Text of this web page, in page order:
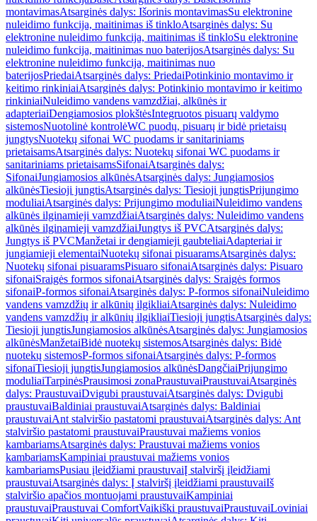
montavimasAtsarginės dalys: Išorinis montavimasSu elektronine
nuleidimo funkcija, maitinimas iš tinkloAtsarginės dalys: Su
elektronine nuleidimo funkcija, maitinimas iš tinkloSu elektronine
nuleidimo funkcija, maitinimas nuo baterijosAtsarginės dalys: Su
elektronine nuleidimo funkcija, maitinimas nuo
baterijosPriedaiAtsarginės dalys: PriedaiPotinkinio montavimo ir
keitimo rinkiniaiAtsarginės dalys: Potinkinio montavimo ir keitimo
rinkiniaiNuleidimo vandens vamzdžiai, alkūnės ir
adapteriaiDengiamosios plokštėsIntegruotos pisuarų valdymo
sistemosNuotolinė kontrolėWC puodų, pisuarų ir bidė prietaisų
jungtysNuotekų sifonai WC puodams ir sanitariniams
prietaisamsAtsarginės dalys: Nuotekų sifonai WC puodams ir
sanitariniams prietaisamsSifonaiAtsarginės dalys:
SifonaiJungiamosios alkūnėsAtsarginės dalys: Jungiamosios
alkūnėsTiesioji jungtisAtsarginės dalys: Tiesioji jungtisPrijungimo
moduliaiAtsarginės dalys: Prijungimo moduliaiNuleidimo vandens
alkūnės ilginamieji vamzdžiaiAtsarginės dalys: Nuleidimo vandens
alkūnės ilginamieji vamzdžiaiJungtys iš PVCAtsarginės dalys:
Jungtys iš PVCManžetai ir dengiamieji gaubteliaiAdapteriai ir
jungiamieji elementaiNuotekų sifonai pisuaramsAtsarginės dalys:
Nuotekų sifonai pisuaramsPisuaro sifonaiAtsarginės dalys: Pisuaro
sifonaiSraigės formos sifonaiAtsarginės dalys: Sraigės formos
sifonaiP-formos sifonaiAtsarginės dalys: P-formos sifonaiNuleidimo
vandens vamzdžių ir alkūnių ilgikliaiAtsarginės dalys: Nuleidimo
vandens vamzdžių ir alkūnių ilgikliaiTiesioji jungtisAtsarginės dalys:
Tiesioji jungtisJungiamosios alkūnėsAtsarginės dalys: Jungiamosios
alkūnėsManžetaiBidė nuotekų sistemosAtsarginės dalys: Bidė
nuotekų sistemosP-formos sifonaiAtsarginės dalys: P-formos
sifonaiTiesioji jungtisJungiamosios alkūnėsDangčiaiPrijungimo
moduliaiTarpinėsPrausimosi zonaPraustuvaiPraustuvaiAtsarginės
dalys: PraustuvaiDvigubi praustuvaiAtsarginės dalys: Dvigubi
praustuvaiBaldiniai praustuvaiAtsarginės dalys: Baldiniai
praustuvaiAnt stalviršio pastatomi praustuvaiAtsarginės dalys: Ant
stalviršio pastatomi praustuvaiPraustuvai mažiems vonios
kambariamsAtsarginės dalys: Praustuvai mažiems vonios
kambariamsKampiniai praustuvai mažiems vonios
kambariamsPusiau įleidžiami praustuvaiĮ stalviršį įleidžiami
praustuvaiAtsarginės dalys: Į stalviršį įleidžiami praustuvaiIš
stalviršio apačios montuojami praustuvaiKampiniai
praustuvaiPraustuvai ComfortVaikiški praustuvaiPraustuvaiLoviniai